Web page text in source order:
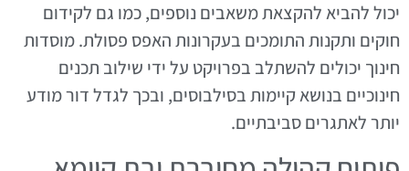
יכול להביא להקצאת משאבים נוספים, כמו גם לקידום
חוקים ותקנות התומכים בעקרונות האפס פסולת. מוסדות
חינוך יכולים להשתלב בפרויקט על ידי שילוב תכנים
חינוכיים בנושא קיימות בסילבוסים, ובכך לגדל דור מודע
יותר לאתגרים סביבתיים.